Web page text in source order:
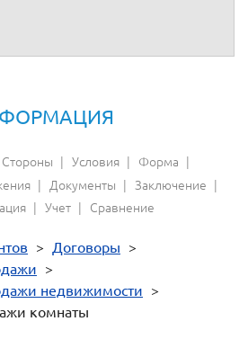
Стороны Условия
Форма
Документы
Заключение
Учет Сравнение
> Договоры >
>
недвижимости >
комнаты